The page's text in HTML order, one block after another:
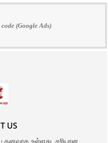
(Google Ads)
US
கனவாக உள்ளது. சரியான